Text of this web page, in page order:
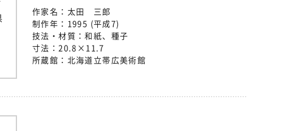
作家名： 太田 三郎
制作年： 1995 (平成7)
技法・材質：和紙、種子
寸法：20.8×11.7
所蔵館： 北海道立帯広美術館